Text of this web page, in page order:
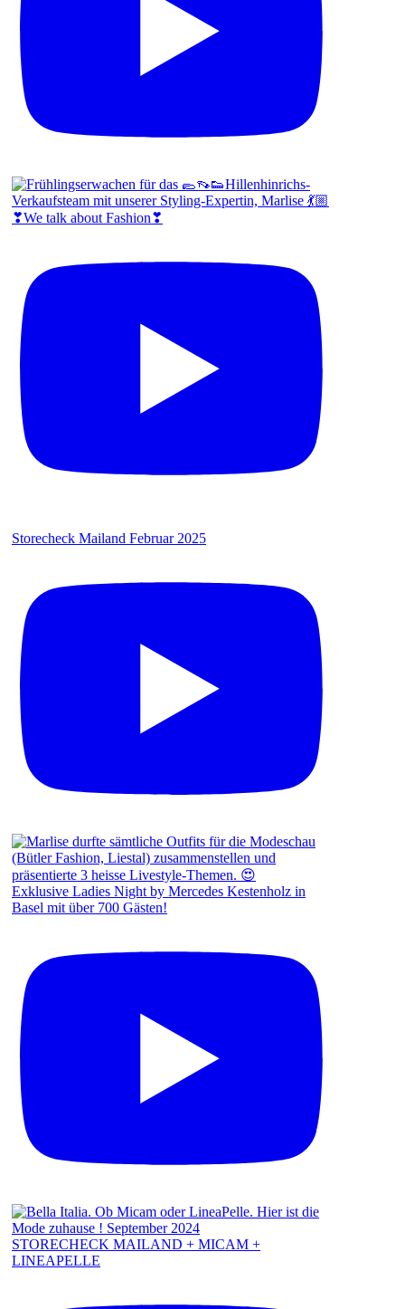
❣We talk about Fashion❣
Storecheck Mailand Februar 2025
Exklusive Ladies Night by Mercedes Kestenholz in
Basel mit über 700 Gästen!
STORECHECK MAILAND + MICAM +
LINEAPELLE